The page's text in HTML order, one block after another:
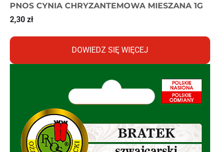
PNOS CYNIA CHRYZANTEMOWA MIESZANA 1G
2,30 zł
DOWIEDZ SIĘ WIĘCEJ